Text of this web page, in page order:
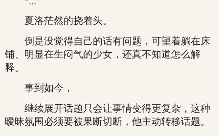
夏洛茫然的挠着头。
倒是没觉得自己的话有问题，可望着躺在床
铺、明显在生闷气的少女，还真不知道怎么解
释。
事到如今，
继续展开话题只会让事情变得更复杂，这种
暧昧氛围必须要被果断切断，他主动转移话题。